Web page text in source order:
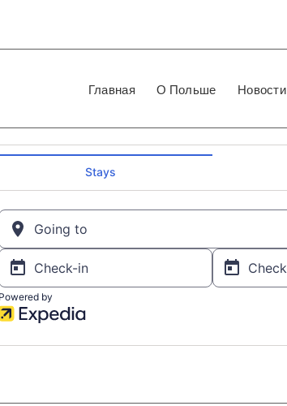
Главная О Польше Новости